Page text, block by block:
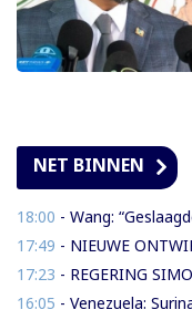
NET BINNEN
18:00 - Wang: “Geslaagden middelbare
17:49 - NIEUWE ONTWIKKELINGSBANK MOET
17:23 - REGERING SIMONS OPENT
16:05 - Venezuela: Suriname